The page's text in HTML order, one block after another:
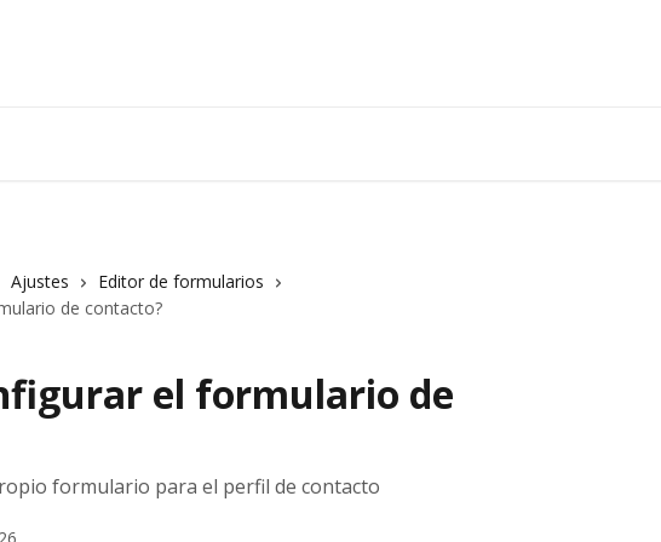
Ajustes
Editor de formularios
de contacto?
el formulario de
formulario para el perfil de contacto